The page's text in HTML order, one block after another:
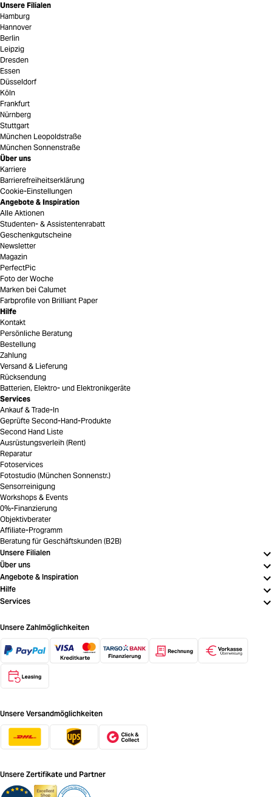
Unsere Filialen
Hamburg
Hannover
Berlin
Leipzig
Dresden
Essen
Düsseldorf
Köln
Frankfurt
Nürnberg
Stuttgart
München Leopoldstraße
München Sonnenstraße
Über uns
Karriere
Barrierefreiheitserklärung
Cookie-Einstellungen
Angebote & Inspiration
Alle Aktionen
Studenten- & Assistentenrabatt
Geschenkgutscheine
Newsletter
Magazin
PerfectPic
Foto der Woche
Marken bei Calumet
Farbprofile von Brilliant Paper
Hilfe
Kontakt
Persönliche Beratung
Bestellung
Zahlung
Versand & Lieferung
Rücksendung
Batterien, Elektro- und Elektronikgeräte
Services
Ankauf & Trade-In
Geprüfte Second-Hand-Produkte
Second Hand Liste
Ausrüstungsverleih (Rent)
Reparatur
Fotoservices
Fotostudio (München Sonnenstr.)
Sensorreinigung
Workshops & Events
0%-Finanzierung
Objektivberater
Affiliate-Programm
Beratung für Geschäftskunden (B2B)
Unsere Filialen
Über uns
Angebote & Inspiration
Hilfe
Services
Unsere Zahlmöglichkeiten
Unsere Versandmöglichkeiten
Unsere Zertifikate und Partner